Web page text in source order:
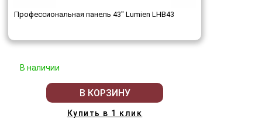
Профессиональная панель 43" Lumien LHB43
В наличии
В КОРЗИНУ
Купить в 1 клик